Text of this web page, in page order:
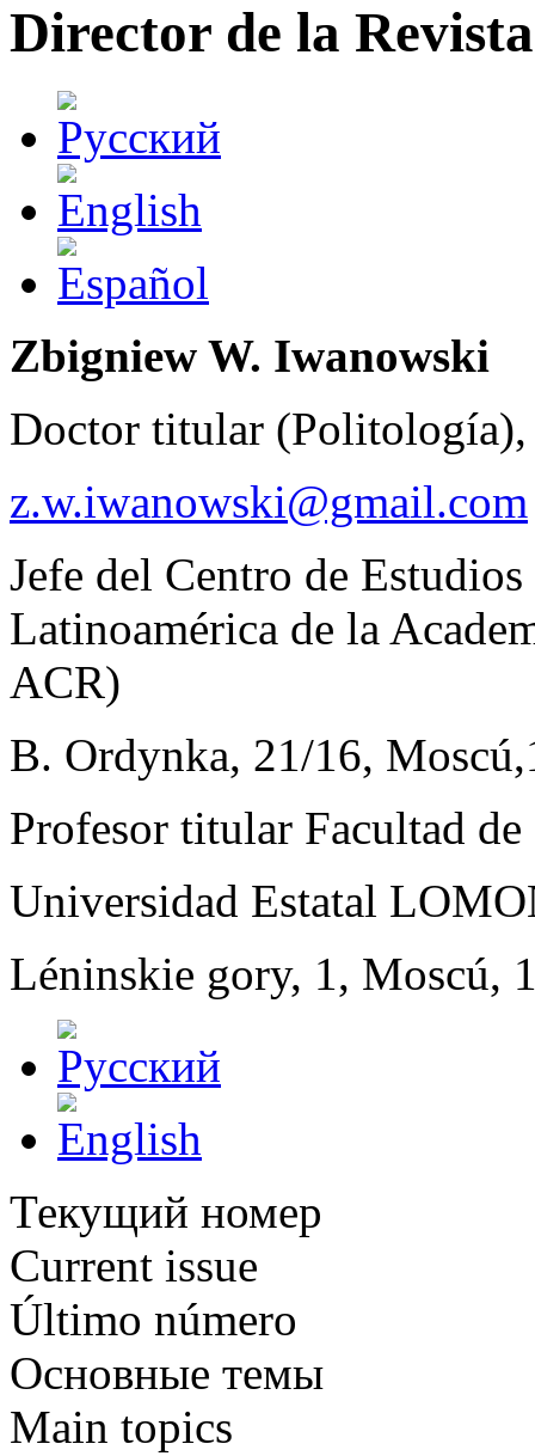
Director de la Revista
Zbigniew W. Iwanowski
Doctor titular
z.w.iwanowski@gmail.com
Jefe del Centro de
Latinoamérica de la
ACR)
B. Ordynka, 21/16,
Profesor titular Facultad
Universidad Estatal
Léninskie gory, 1, Moscú,
Текущий номер
Current issue
Último número
Основные темы
Main topics